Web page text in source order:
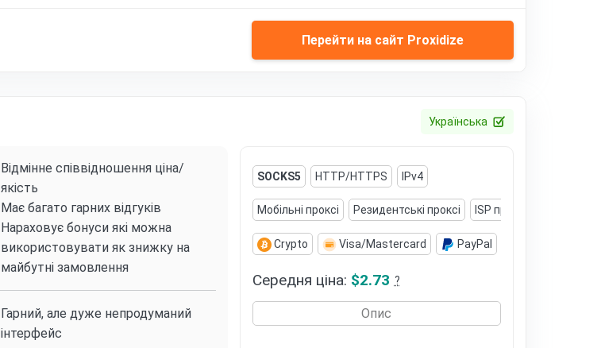
Перейти на сайт Proxidize
Українська
Відмінне співвідношення ціна/
якість
Має багато гарних відгуків
Нараховує бонуси які можна
використовувати як знижку на
майбутні замовлення
Гарний, але дуже непродуманий
інтерфейс
SOCKS5 HTTP/HTTPS IPv4
Мобільні проксі Резидентські проксі ISP проксі
Crypto Visa/Mastercard PayPal
Середня ціна: $2.73 ?
Опис